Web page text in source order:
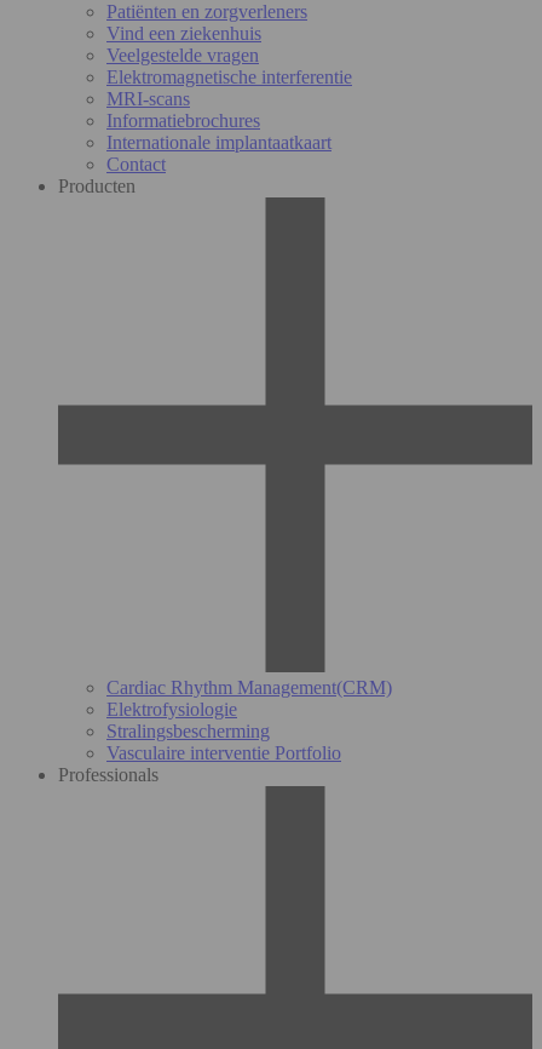
Patiënten en zorgverleners
Vind een ziekenhuis
Veelgestelde vragen
Elektromagnetische interferentie
MRI-scans
Informatiebrochures
Internationale implantaatkaart
Contact
Producten
Cardiac Rhythm Management(CRM)
Elektrofysiologie
Stralingsbescherming
Vasculaire interventie Portfolio
Professionals